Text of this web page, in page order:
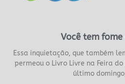
Você tem fome
Essa inquietação, que também
permeou o Livro Livre na Feira
último